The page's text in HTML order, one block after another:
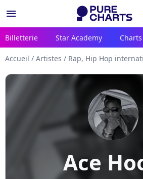
menu
Billetterie Star Academy
Accueil / Artistes / Rap, Hip Hop
Ace